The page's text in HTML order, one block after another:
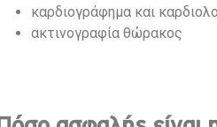
καρδιογράφημα και
ακτινογραφία θώρακος